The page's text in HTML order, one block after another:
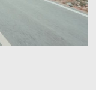
thống ra sao